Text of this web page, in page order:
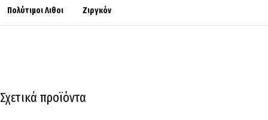
Πολύτιμοι Λιθοι Ζιργκόν
Σχετικά προϊόντα